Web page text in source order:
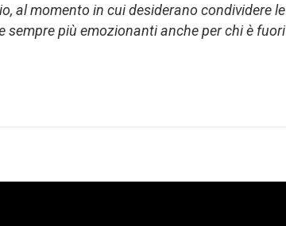
al momento in cui desiderano condividere le
sempre più emozionanti anche per chi è fuori